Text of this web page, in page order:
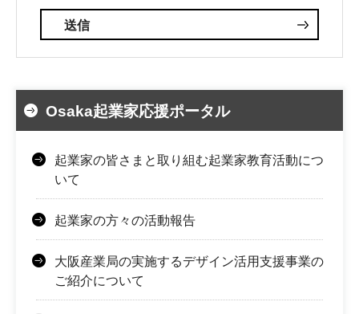
Osaka起業家応援ポータル
起業家の皆さまと取り組む起業家教育活動につ
いて
起業家の方々の活動報告
大阪産業局の実施するデザイン活用支援事業の
ご紹介について